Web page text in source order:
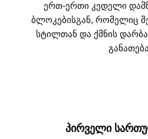
ერთ-ერთი კედელი
ბლოკებისგან, რომელიც
სტილთან და ქმნის
ᲞᲘᲠᲕᲔᲚᲘ